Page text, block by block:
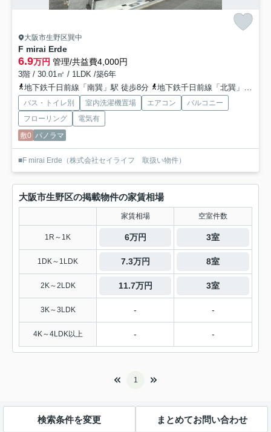
大阪市生野区巽中
F mirai Erde
6.9万円 管理/共益費4,000円
3階 / 30.01㎡ / 1LDK /築6年
地下鉄千日前線「南巽」駅 徒歩8分
地下鉄千日前線「北巽」駅 徒歩13分
バス・トイレ別 室内洗濯機置場 エアコン
バルコニー
フローリング
電気有
敷0 パノラマ
■F mirai Erde（株式会社セイライフ 取扱い物件）
大阪市生野区の掲載物件の家賃相場
家賃相場 空室件数
1R～1K 6万円 3室
1DK～1LDK 7.3万円 8室
2K～2LDK 11.7万円 3室
3K～3LDK - -
4K～4LDK以上 - -
1
検索条件を変更 まとめてお問い合わせ